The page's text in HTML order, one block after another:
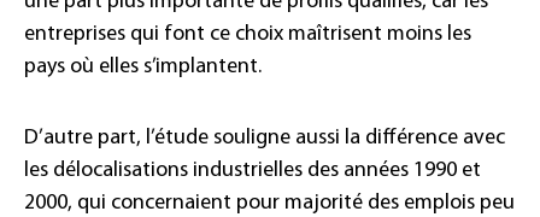
entreprises qui font ce choix maîtrisent moins les
pays où elles s’implantent.
D’autre part, l’étude souligne aussi la différence avec
les délocalisations industrielles des années 1990 et
2000, qui concernaient pour majorité des emplois peu